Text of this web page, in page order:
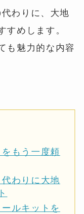
わりに、大地
すめします。
も魅力的な内容
もう一度頼
わりに大地
ルキットを